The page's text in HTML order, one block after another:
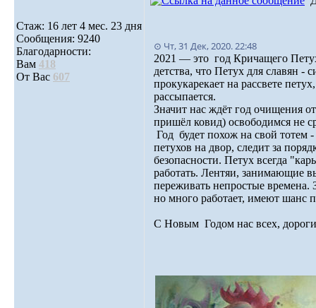
Стаж: 16 лет 4 мес. 23 дня
Сообщения: 9240
Благодарности:
Вам 418
От Вас 607
⊙ Чт, 31 Дек, 2020. 22:48
2021 — это год Кричащего
детства, что Петух для славян
прокукарекает на рассвете
рассыпается.
Значит нас ждёт год очищения
пришёл ковид) освободимся не
Год будет похож на свой тотем
петухов на двор, следит за
безопасности. Петух всегда
работать. Лентяи, занимающие
переживать непростые времена.
но много работает, имеют шанс
С Новым Годом нас всех,